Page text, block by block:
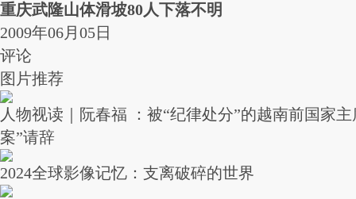
重庆武隆山体滑坡80人下落不明
2009年06月05日
评论
图片推荐
人物视读｜阮春福 ：被“纪律处分”的越南前国家
案”请辞
2024全球影像记忆：支离破碎的世界